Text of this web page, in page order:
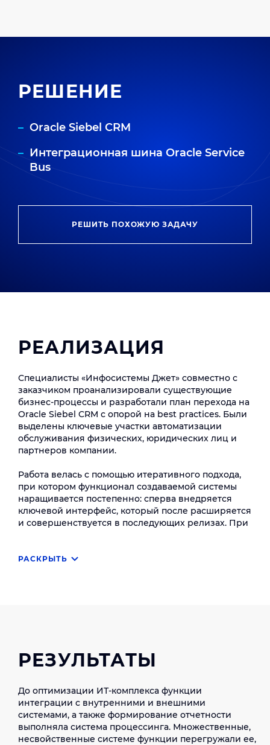
РЕШЕНИЕ
Oracle Siebel CRM
Интеграционная шина Oracle Service
Bus
РЕШИТЬ ПОХОЖУЮ ЗАДАЧУ
РЕАЛИЗАЦИЯ
Специалисты «Инфосистемы Джет» совместно с
заказчиком проанализировали существующие
бизнес-процессы и разработали план перехода на
Oracle Siebel CRM с опорой на best practices. Были
выделены ключевые участки автоматизации
обслуживания физических, юридических лиц и
партнеров компании.
Работа велась с помощью итеративного подхода,
при котором функционал создаваемой системы
наращивается постепенно: сперва внедряется
ключевой интерфейс, который после расширяется
и совершенствуется в последующих релизах. При
тестовой демонстрации прорабатываемого
центром, аналитическим хранилищем данных
(DWH), порталами B2C и B2B, процессинговой
группы «Лукойл», информационными системами
компаний-партнеров и др. Все они связаны с CRM-
системой и между собой с помощью
интеграционной шины Oracle Service Bus.
РАСКРЫТЬ
РЕЗУЛЬТАТЫ
До оптимизации ИТ-комплекса функции
интеграции с внутренними и внешними
системами, а также формирование отчетности
выполняла система процессинга. Множественные,
несвойственные системе функции перегружали ее,